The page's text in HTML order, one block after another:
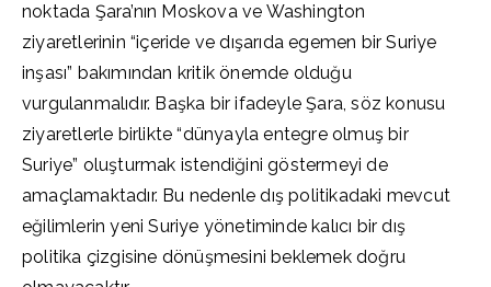
noktada Şara’nın Moskova ve Washington
ziyaretlerinin “içeride ve dışarıda egemen bir Suriye
inşası” bakımından kritik önemde olduğu
vurgulanmalıdır. Başka bir ifadeyle Şara, söz konusu
ziyaretlerle birlikte “dünyayla entegre olmuş bir
Suriye” oluşturmak istendiğini göstermeyi de
amaçlamaktadır. Bu nedenle dış politikadaki mevcut
eğilimlerin yeni Suriye yönetiminde kalıcı bir dış
politika çizgisine dönüşmesini beklemek doğru